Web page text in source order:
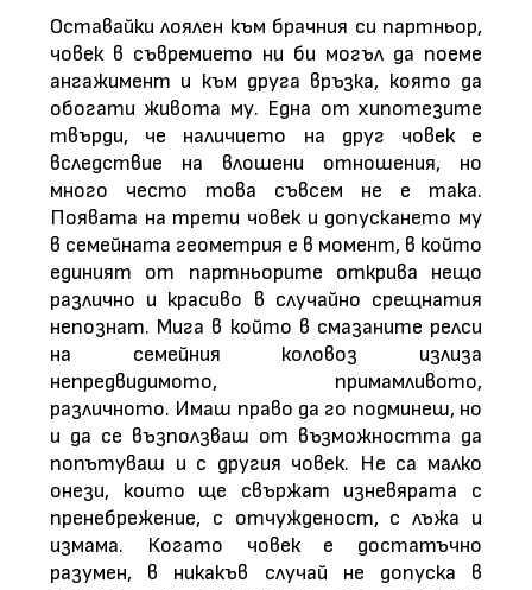
Оставайки лоялен към брачния си партньор,
човек в съвремието ни би могъл да поеме
ангажимент и към друга връзка, която да
обогати живота му. Една от хипотезите
твърди, че наличието на друг човек е
вследствие на влошени отношения, но
много често това съвсем не е така.
Появата на трети човек и допускането му
в семейната геометрия е в момент, в който
единият от партньорите открива нещо
различно и красиво в случайно срещнатия
непознат. Мига в който в смазаните релси
на семейния коловоз излиза
непредвидимото, примамливото,
различното. Имаш право да го подминеш, но
и да се възползваш от възможността да
попътуваш и с другия човек. Не са малко
онези, които ще свържат изневярата с
пренебрежение, с отчужденост, с лъжа и
измама. Когато човек е достатъчно
разумен, в никакъв случай не допуска в